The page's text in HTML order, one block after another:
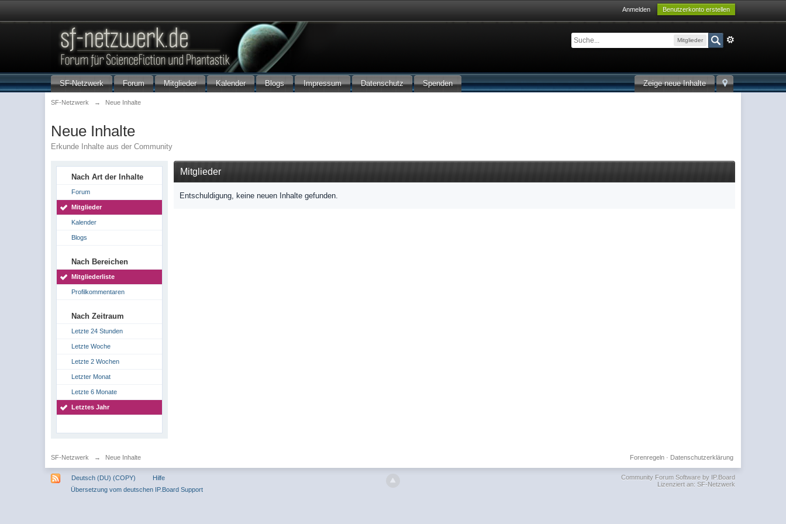
Anmelden Benutzerkonto erstellen
Mitglieder
Zeige neue Inhalte
SF-Netzwerk Forum Mitglieder Kalender Blogs Impressum Datenschutz Spenden
SF-Netzwerk → Neue Inhalte
Neue Inhalte
Erkunde Inhalte aus der Community
Nach Art der Inhalte
Forum
Mitglieder
Kalender
Blogs
Nach Bereichen
Mitgliederliste
Profilkommentaren
Nach Zeitraum
Letzte 24 Stunden
Letzte Woche
Letzte 2 Wochen
Letzter Monat
Letzte 6 Monate
Letztes Jahr
Mitglieder
Entschuldigung, keine neuen Inhalte gefunden.
SF-Netzwerk → Neue Inhalte Datenschutzerklärung
Forenregeln·
Deutsch (DU) (COPY)
Hilfe
Übersetzung vom deutschen IP.Board Support
Community Forum Software by IP.Board
Lizenziert an: SF-Netzwerk